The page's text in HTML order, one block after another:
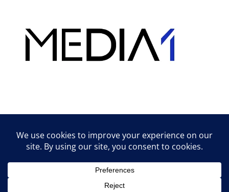
Lifestyle tippek & trükkök